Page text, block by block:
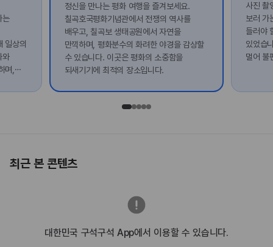
는
일상의
와
며,
정신을 만나는 평화 여행을 즐겨보세요.
칠곡호국평화기념관에서 전쟁의 역사를
배우고, 칠곡보 생태공원에서 자연을
만끽하며, 평화분수의 화려한 야경을 감상할
수 있습니다. 이곳은 평화의 소중함을
되새기기에 최적의 장소입니다.
사진 촬
보러 가
들러야
있었습
멀어 불
최근 본 콘텐츠
대한민국 구석구석 App에서 이용할 수 있습니다.